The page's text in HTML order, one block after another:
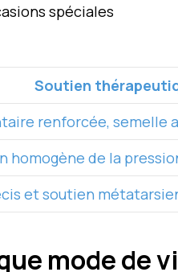
spéciales
Soutien
renforcée, semelle
homogène de la
et soutien
mode de